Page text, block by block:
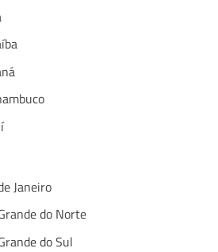
Janeiro
do Norte
do Sul